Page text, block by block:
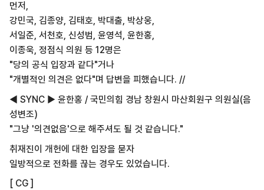
먼저,
강민국, 김종양, 김태호, 박대출, 박상웅,
서일준, 서천호, 신성범, 윤영석, 윤한홍,
이종욱, 정점식 의원 등 12명은
"당의 공식 입장과 같다"거나
"개별적인 의견은 없다"며 답변을 피했습니다. //
◀ SYNC ▶ 윤한홍 / 국민의힘 경남 창원시 마산회원구 의원실(음
성변조)
"그냥 '의견없음'으로 해주셔도 될 것 같습니다."
취재진이 개헌에 대한 입장을 묻자
일방적으로 전화를 끊는 경우도 있었습니다.
[ CG ]